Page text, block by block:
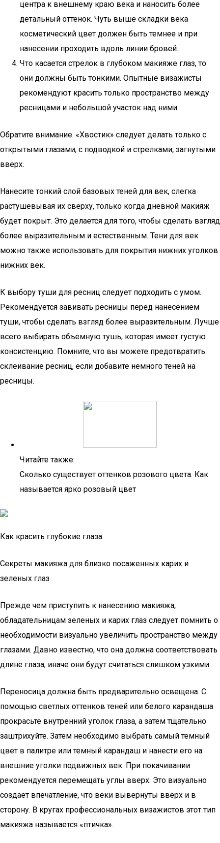
центра к внешнему краю века и наносить более
детальный оттенок. Чуть выше складки века
косметический цвет должен быть темнее и при
нанесении проходить вдоль линии бровей.
Что касается стрелок в глубоком макияже глаз, то
они должны быть тонкими. Опытные визажисты
рекомендуют красить только пространство между
ресницами и небольшой участок над ними.
Обратите внимание. «Хвостик» следует делать только с
открытыми глазами, с подводкой и стрелками, загнутыми
вверх.
Нанесите тонкий слой базовых теней для век, слегка
растушевывая их сверху, только когда дневной макияж
будет покрыт. Это делается для того, чтобы сделать взгляд
более выразительным и естественным. Тени для век
можно также использовать для покрытия нижних уголков
нижних век.
К выбору туши для ресниц следует подходить с умом.
Рекомендуется завивать ресницы перед нанесением
туши, чтобы сделать взгляд более выразительным. Лучше
всего выбирать объемную тушь, которая имеет густую
консистенцию. Помните, что вы можете предотвратить
склеивание ресниц, если добавите немного теней на
ресницы.
Читайте также:
Сколько существует оттенков розового цвета. Как
называется ярко розовый цвет
Как красить глубокие глаза
Секреты макияжа для близко посаженных карих и
зеленых глаз
Прежде чем приступить к нанесению макияжа,
обладательницам зеленых и карих глаз следует помнить о
необходимости визуально увеличить пространство между
глазами. Давно известно, что она должна соответствовать
длине глаза, иначе они будут считаться слишком узкими.
Переносица должна быть предварительно освещена. С
помощью светлых оттенков теней или белого карандаша
прокрасьте внутренний уголок глаза, а затем тщательно
заштрихуйте. Затем необходимо выбрать самый темный
цвет в палитре или темный карандаш и нанести его на
внешние уголки подвижных век. При покачивании
рекомендуется перемещать углы вверх. Это визуально
создает впечатление, что веки вывернуты вверх и в
сторону. В кругах профессиональных визажистов этот тип
макияжа называется «птичка».